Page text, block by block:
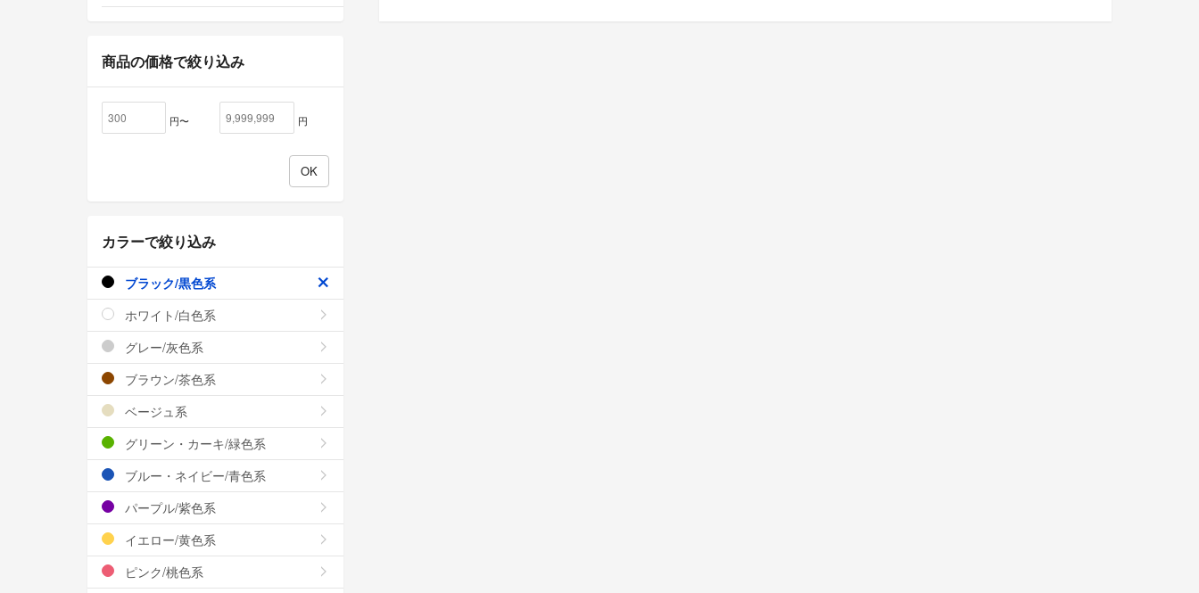
商品の価格で絞り込み
円〜 円
カラーで絞り込み
ブラック/黒色系
ホワイト/白色系
グレー/灰色系
ブラウン/茶色系
ベージュ系
グリーン・カーキ/緑色系
ブルー・ネイビー/青色系
パープル/紫色系
イエロー/黄色系
ピンク/桃色系